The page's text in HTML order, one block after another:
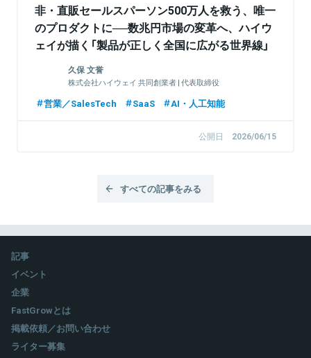
非・直販セールスパーソン500万人を救う、唯一
のプロダクトに──数兆円市場の変革へ、ハイウ
ェイが描く「製品が正しく全国に広がる世界線」
久保 文誉
株式会社ハイウェイ 共同創業者 | 代表取締役
営業／SalesTech SaaS AI・人工知能
公開日 2026/06/15
すべての記事をみる
記事
イベント
企業
FastGrowとは
掲載依頼／お問い合わせ
ライター募集